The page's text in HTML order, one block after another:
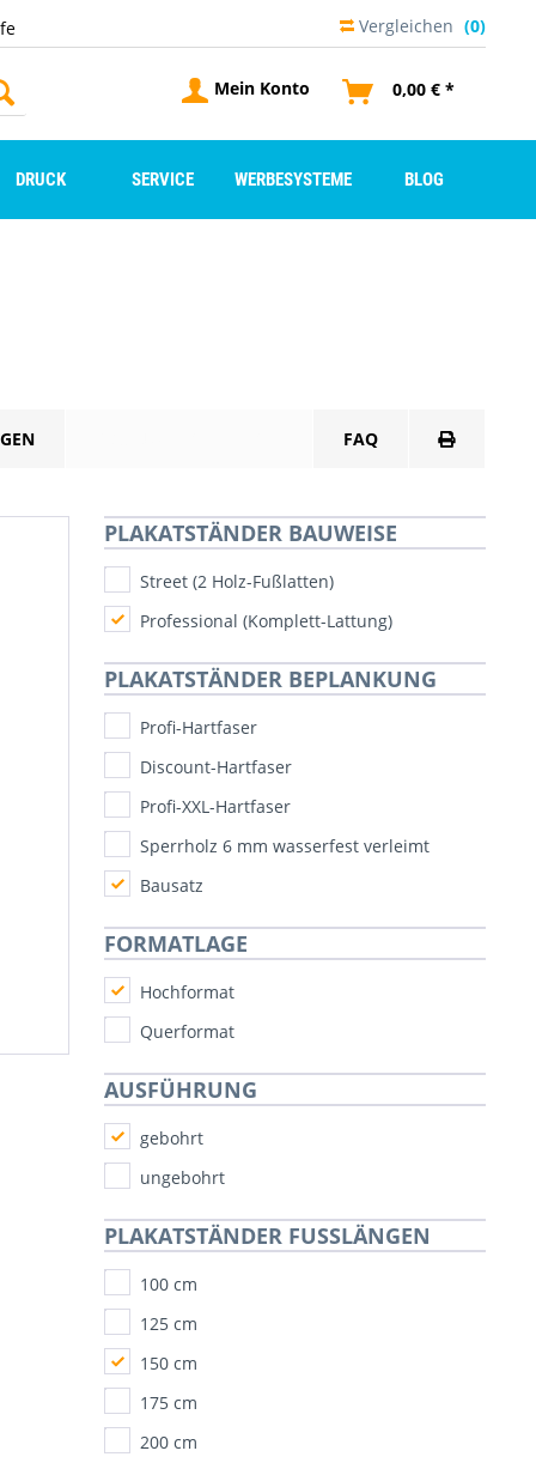
Vergleichen (0)
Mein Konto 0,00 € *
DRUCK SERVICE WERBESYSTEME BLOG
FAQ
PLAKATSTÄNDER BAUWEISE
Street (2 Holz-Fußlatten)
Professional (Komplett-Lattung)
PLAKATSTÄNDER BEPLANKUNG
Profi-Hartfaser
Discount-Hartfaser
Profi-XXL-Hartfaser
Sperrholz 6 mm wasserfest verleimt
Bausatz
FORMATLAGE
Hochformat
Querformat
AUSFÜHRUNG
gebohrt
ungebohrt
PLAKATSTÄNDER FUSSLÄNGEN
100 cm
125 cm
150 cm
175 cm
200 cm